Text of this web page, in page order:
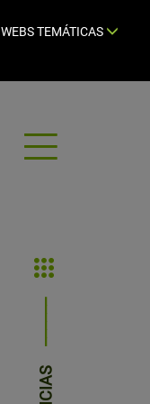
WEBS TEMÁTICAS
Abrir
menú